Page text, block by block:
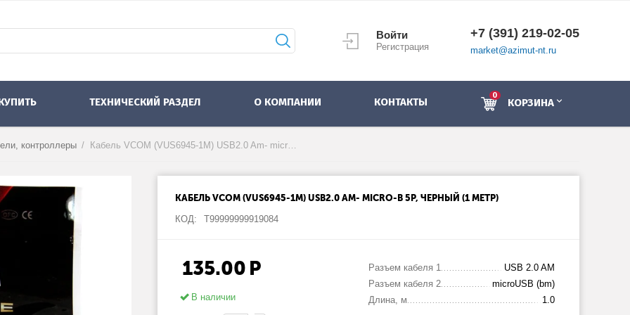
Войти
Регистрация
+7 (391) 219-02-05
market@azimut-nt.ru
ТЕХНИЧЕСКИЙ РАЗДЕЛ О КОМПАНИИ КОНТАКТЫ
0
КОРЗИНА
контроллеры / Кабель VCOM (VUS6945-1M) USB2.0 Am- micro-B 5P, черный (1 метр)
КАБЕЛЬ VCOM (VUS6945-1M) USB2.0 AM- MICRO-B 5P, ЧЕРНЫЙ (1 МЕТР)
КОД:
Т99999999919084
135.00 Р
В наличии
Разъем кабеля 1
USB 2.0 AM
Разъем кабеля 2
microUSB (bm)
Длина, м
1.0